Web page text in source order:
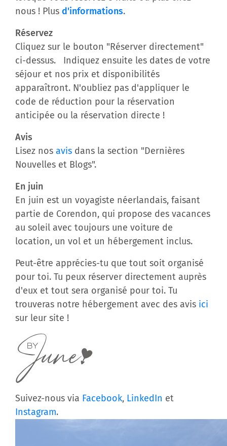
nous ! Plus d'informations.
Réservez
Cliquez sur le bouton "Réserver directement"
ci-dessus. Indiquez ensuite les dates de votre
séjour et nos prix et disponibilités
apparaîtront. N'oubliez pas d'appliquer le
code de réduction pour la réservation
anticipée ou la réservation directe !
Avis
Lisez nos avis dans la section "Dernières
Nouvelles et Blogs".
En juin
En juin est un voyagiste néerlandais, faisant
partie de Corendon, qui propose des vacances
au soleil avec toujours une voiture de
location, un vol et un hébergement inclus.
Peut-être apprécies-tu que tout soit organisé
pour toi. Tu peux réserver directement auprès
d'eux et tout sera organisé pour toi. Tu
trouveras notre hébergement avec des avis ici
sur leur site !
Suivez-nous via Facebook, LinkedIn et
Instagram.